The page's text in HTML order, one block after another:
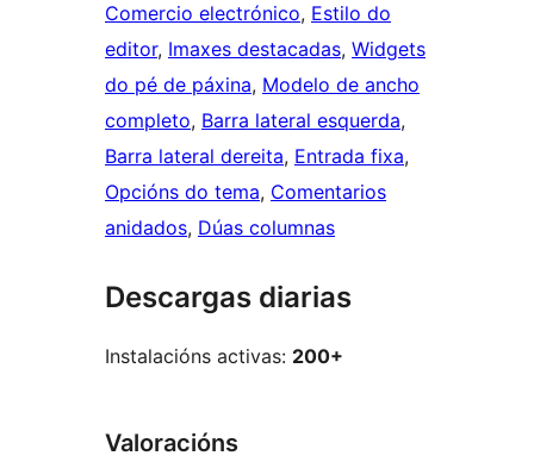
Comercio electrónico, Estilo do
editor, Imaxes destacadas, Widgets
do pé de páxina, Modelo de ancho
completo, Barra lateral esquerda
Barra lateral dereita, Entrada fixa
Opcións do tema, Comentarios
anidados, Dúas columnas
Descargas diarias
Instalacións activas: 200+
Valoracións